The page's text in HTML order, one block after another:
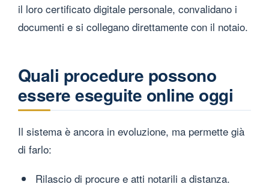
il loro certificato digitale personale, convalidano i
documenti e si collegano direttamente con il notaio.
Quali procedure possono
essere eseguite online oggi
Il sistema è ancora in evoluzione, ma permette già
di farlo:
Rilascio di procure e atti notarili a distanza.